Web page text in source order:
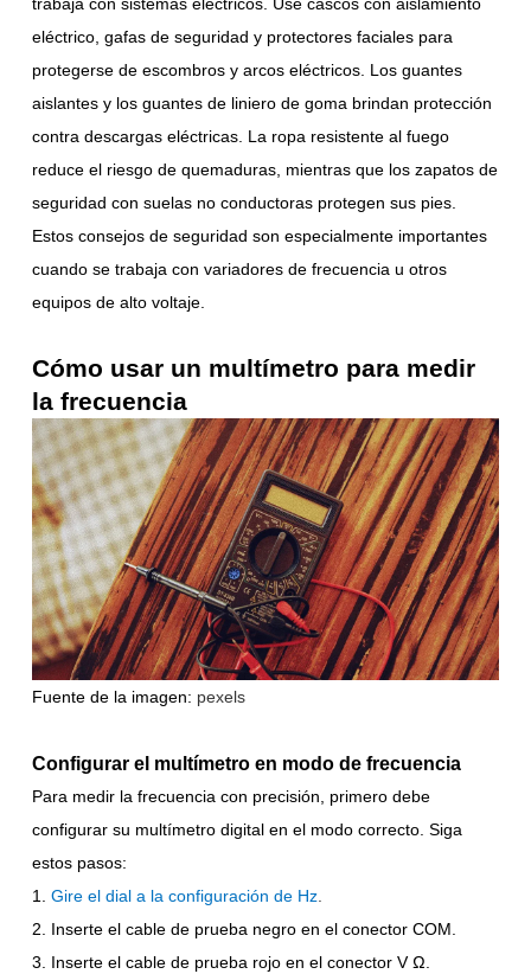
eléctrico, gafas de seguridad y protectores faciales para
protegerse de escombros y arcos eléctricos. Los guantes
aislantes y los guantes de liniero de goma brindan protección
contra descargas eléctricas. La ropa resistente al fuego
reduce el riesgo de quemaduras, mientras que los zapatos de
seguridad con suelas no conductoras protegen sus pies.
Estos consejos de seguridad son especialmente importantes
cuando se trabaja con variadores de frecuencia u otros
equipos de alto voltaje.
Cómo usar un multímetro para medir
la frecuencia
Fuente de la imagen: pexels
Configurar el multímetro en modo de frecuencia
Para medir la frecuencia con precisión, primero debe
configurar su multímetro digital en el modo correcto. Siga
estos pasos:
Gire el dial a la configuración de Hz
Inserte el cable de prueba negro en el conector COM.
Inserte el cable de prueba rojo en el conector V Ω.